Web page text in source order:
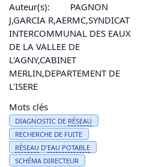
Auteur(s):
PAGNON
J,GARCIA R,AERMC,SYNDICAT
INTERCOMMUNAL DES EAUX
DE LA VALLEE DE
L'AGNY,CABINET
MERLIN,DEPARTEMENT DE
L'ISERE
Mots clés
DIAGNOSTIC DE RÉSEAU
RECHERCHE DE FUITE
RÉSEAU D'EAU POTABLE
SCHÉMA DIRECTEUR